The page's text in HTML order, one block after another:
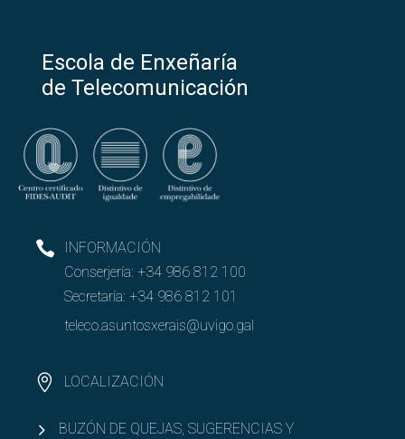
Escola de Enxeñaría
de Telecomunicación
INFORMACIÓN
Conserjería: +34 986 812 100
Secretaría: +34 986 812 101
teleco.asuntosxerais@uvigo.gal
LOCALIZACIÓN
BUZÓN DE QUEJAS, SUGERENCIAS Y